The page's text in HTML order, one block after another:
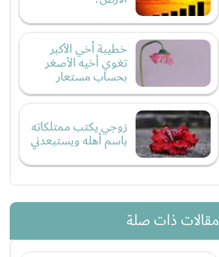
خطيبة أخي الأكبر
تغوي أخيه الأصغر
بحساب مستعار
زوجي يكتب ممتلكاته
باسم أهله ويستبعدني
مقالات ذات صلة